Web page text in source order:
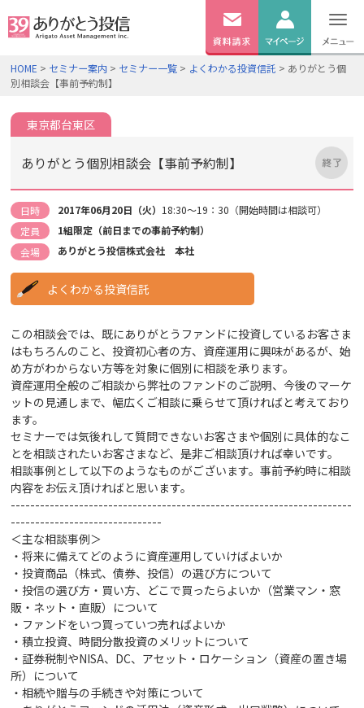
無料資料 ログイン
HOME > セミナー案内 > セミナー一覧 > よくわかる投資信託 > ありがとう個
別相談会【事前予約制】
東京都台東区
ありがとう個別相談会【事前予約制】
日時 2017年06月20日（火） 18:30～19：30（開始時間は相談可）
定員
1組限定（前日までの事前予約制）
会場
ありがとう投信株式会社 本社
よくわかる投資信託
この相談会では、既にありがとうファンドに投資しているお客さま
はもちろんのこと、投資初心者の方、資産運用に興味があるが、始
め方がわからない方等を対象に個別に相談を承ります。
資産運用全般のご相談から弊社のファンドのご説明、今後のマーケ
ットの見通しまで、幅広くご相談に乗らせて頂ければと考えており
ます。
セミナーでは気後れして質問できないお客さまや個別に具体的なこ
とを相談されたいお客さまなど、是非ご相談頂ければ幸いです。
相談事例として以下のようなものがございます。事前予約時に相談
内容をお伝え頂ければと思います。
----------------------------------------------------------------------
-------------------------------
＜主な相談事例＞
・将来に備えてどのように資産運用していけばよいか
・投資商品（株式、債券、投信）の選び方について
・投信の選び方・買い方、どこで買ったらよいか（営業マン・窓
販・ネット・直販）について
・ファンドをいつ買っていつ売ればよいか
・積立投資、時間分散投資のメリットについて
・証券税制やNISA、DC、アセット・ロケーション（資産の置き場
所）について
・相続や贈与の手続きや対策について